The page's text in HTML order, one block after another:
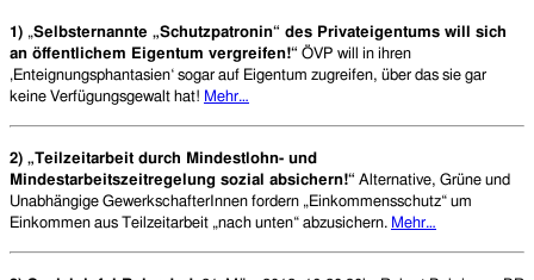
1) „Selbsternannte „Schutzpatronin“ des Privateigentums will sich
an öffentlichem Eigentum vergreifen!“ ÖVP will in ihren
‚Enteignungsphantasien‘ sogar auf Eigentum zugreifen, über das sie gar
keine Verfügungsgewalt hat! Mehr…
2) „Teilzeitarbeit durch Mindestlohn- und
Mindestarbeitszeitregelung sozial absichern!“ Alternative, Grüne und
Unabhängige GewerkschafterInnen fordern „Einkommensschutz“ um
Einkommen aus Teilzeitarbeit „nach unten“ abzusichern. Mehr…